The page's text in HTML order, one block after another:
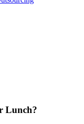
Lunch?